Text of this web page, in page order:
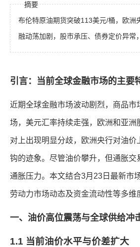
摘要
布伦特原油期货突破113美元/桶，欧洲
融动荡加剧，股市承压、债券定价异常
引言：当前全球金融市场的主要
近期全球金融市场波动剧烈，商品
场，美元汇率持续走强，欧洲和亚
对上出现明显分歧，欧洲央行对油
钩的迹象。尽管油价攀升，但通胀
通胀压力。本文结合3月23日最新市
劳动力市场动态及资金流动性等多维
一、油价高位震荡与全球供给冲
1.1 当前油价水平与价差扩大